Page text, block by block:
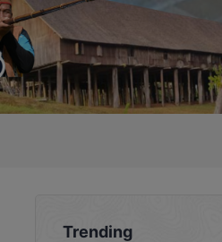
Trending